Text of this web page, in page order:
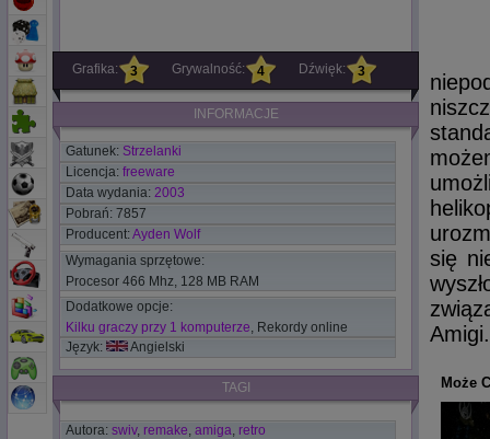
Grafika: 3 Grywalność: 4 Dźwięk: 3
INFORMACJE
Gatunek: Strzelanki
Licencja: freeware
Data wydania: 2003
Pobrań: 7857
Producent:Ayden Wolf
Wymagania sprzętowe:
Procesor 466 Mhz, 128 MB RAM
Dodatkowe opcje:
Kilku graczy przy 1 komputerze, Rekordy online
Język:
Angielski
TAGI
Autora: swiv, remake, amiga, retro
się
Amigi.
Może